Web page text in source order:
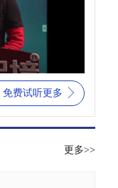
免费试听更多
更多>>